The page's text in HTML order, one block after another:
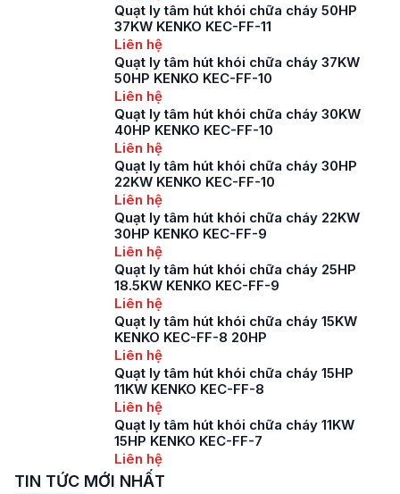
Quạt ly tâm hút khói chữa cháy 50HP
37KW KENKO KEC-FF-11
Liên hệ
Quạt ly tâm hút khói chữa cháy 37KW
50HP KENKO KEC-FF-10
Liên hệ
Quạt ly tâm hút khói chữa cháy 30KW
40HP KENKO KEC-FF-10
Liên hệ
Quạt ly tâm hút khói chữa cháy 30HP
22KW KENKO KEC-FF-10
Liên hệ
Quạt ly tâm hút khói chữa cháy 22KW
30HP KENKO KEC-FF-9
Liên hệ
Quạt ly tâm hút khói chữa cháy 25HP
18.5KW KENKO KEC-FF-9
Liên hệ
Quạt ly tâm hút khói chữa cháy 15KW
KENKO KEC-FF-8 20HP
Liên hệ
Quạt ly tâm hút khói chữa cháy 15HP
11KW KENKO KEC-FF-8
Liên hệ
Quạt ly tâm hút khói chữa cháy 11KW
15HP KENKO KEC-FF-7
Liên hệ
TIN TỨC MỚI NHẤT